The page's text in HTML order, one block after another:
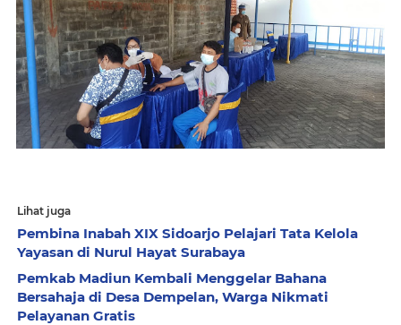
Lihat juga
Pembina Inabah XIX Sidoarjo Pelajari Tata Kelola
Yayasan di Nurul Hayat Surabaya
Pemkab Madiun Kembali Menggelar Bahana
Bersahaja di Desa Dempelan, Warga Nikmati
Pelayanan Gratis